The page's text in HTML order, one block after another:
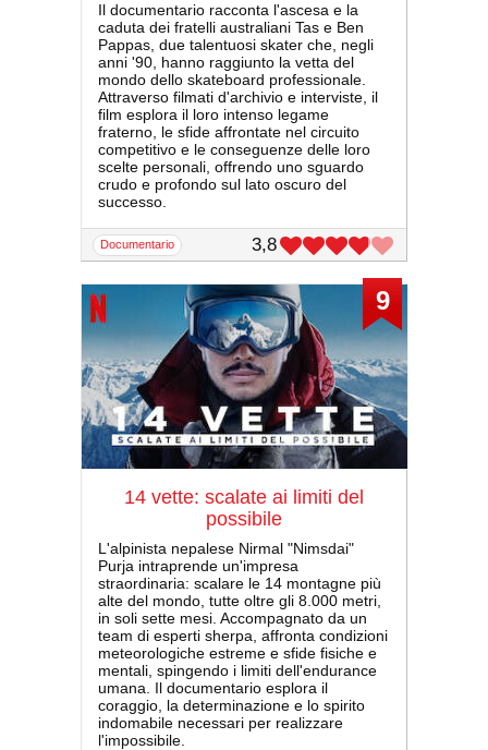
Il documentario racconta l'ascesa e la
caduta dei fratelli australiani Tas e Ben
Pappas, due talentuosi skater che, negli
anni '90, hanno raggiunto la vetta del
mondo dello skateboard professionale.
Attraverso filmati d'archivio e interviste, il
film esplora il loro intenso legame
fraterno, le sfide affrontate nel circuito
competitivo e le conseguenze delle loro
scelte personali, offrendo uno sguardo
crudo e profondo sul lato oscuro del
successo.
documentario 3,8
9
14 vette: scalate ai limiti del
possibile
L'alpinista nepalese Nirmal "Nimsdai"
Purja intraprende un'impresa
straordinaria: scalare le 14 montagne più
alte del mondo, tutte oltre gli 8.000 metri,
in soli sette mesi. Accompagnato da un
team di esperti sherpa, affronta condizioni
meteorologiche estreme e sfide fisiche e
mentali, spingendo i limiti dell'endurance
umana. Il documentario esplora il
coraggio, la determinazione e lo spirito
indomabile necessari per realizzare
l'impossibile.